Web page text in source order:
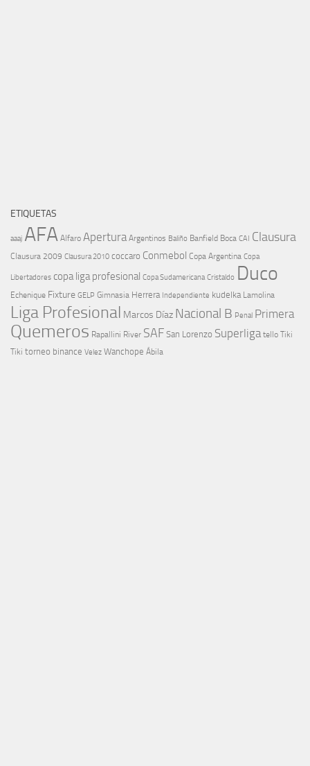
ETIQUETAS
aaaj AFA Alfaro Apertura Argentinos Baliño Banfield Boca CAI Clausura
Clausura 2009 Clausura 2010 coccaro Conmebol Copa Argentina Copa
Libertadores copa liga profesional Copa Sudamericana Cristaldo Duco
Echenique Fixture GELP Gimnasia Herrera Independiente kudelka Lamolina
Liga Profesional Marcos Díaz Nacional B Penal Primera
Quemeros Rapallini River SAF San Lorenzo Superliga tello Tiki
Tiki torneo binance Velez Wanchope Ábila